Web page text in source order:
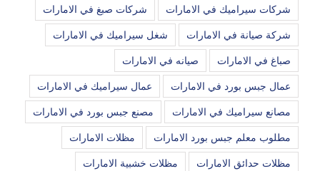
شركات سيراميك في الامارات شركات صبغ في الامارات
شركة صيانة في الامارات شغل سيراميك في الامارات
صباغ في الامارات صيانه في الامارات
عمال جبس بورد في الامارات عمال سيراميك في الامارات
مصانع سيراميك في الامارات مصنع جبس بورد في الامارات
مطلوب معلم جبس بورد الامارات مظلات الامارات
مظلات حدائق الامارات مظلات خشبية الامارات